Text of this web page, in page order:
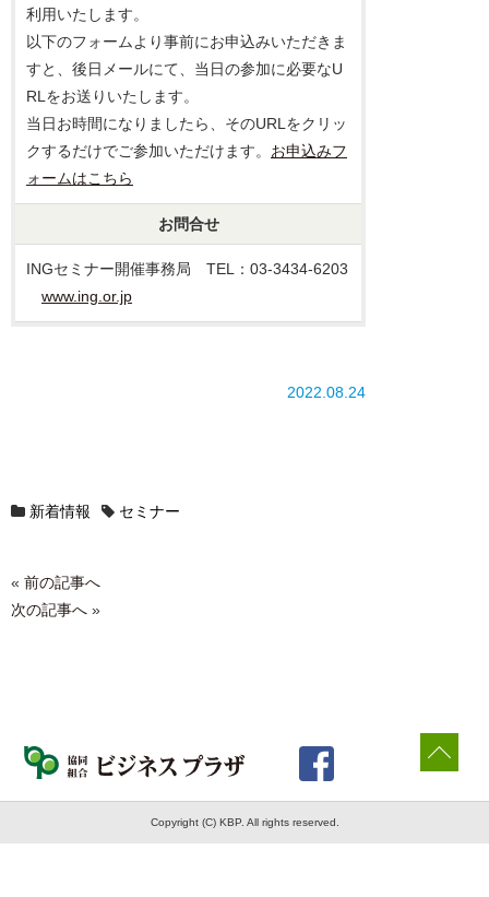
利用いたします。
以下のフォームより事前にお申込みいただきま
すと、後日メールにて、当日の参加に必要なU
RLをお送りいたします。
当日お時間になりましたら、そのURLをクリッ
クするだけでご参加いただけます。 お申込みフ
ォームはこちら
お問合せ
INGセミナー開催事務局 TEL：03-3434-6203
www.ing.or.jp
2022.08.24
新着情報 セミナー
« 前の記事へ
次の記事へ »
Copyright (C) KBP. All rights reserved.